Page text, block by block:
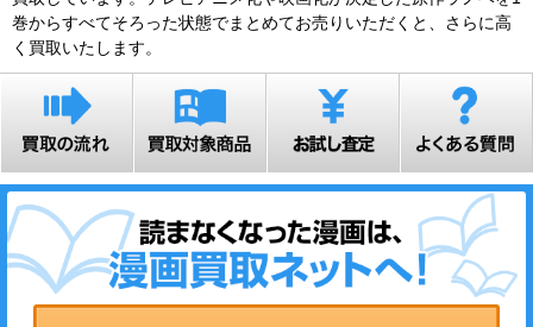
巻からすべてそろった状態でまとめてお売りいただくと、さらに高
く買取いたします。